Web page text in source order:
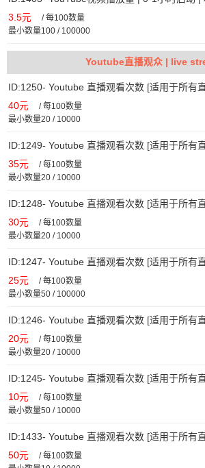
3.5元 /每100数量
最小数量100 / 100000
Youtube直播观众 | live
ID:1250- Youtube 直播观看次数 [适用于所有
40元 /每100数量
最小数量20 / 10000
ID:1249- Youtube 直播观看次数 [适用于所有
35元 /每100数量
最小数量20 / 10000
ID:1248- Youtube 直播观看次数 [适用于所有
30元 /每100数量
最小数量20 / 10000
ID:1247- Youtube 直播观看次数 [适用于所有
25元 /每100数量
最小数量50 / 100000
ID:1246- Youtube 直播观看次数 [适用于所有
20元 /每100数量
最小数量20 / 10000
ID:1245- Youtube 直播观看次数 [适用于所有
10元 /每100数量
最小数量50 / 10000
ID:1433- Youtube 直播观看次数 [适用于所有
50元 /每100数量